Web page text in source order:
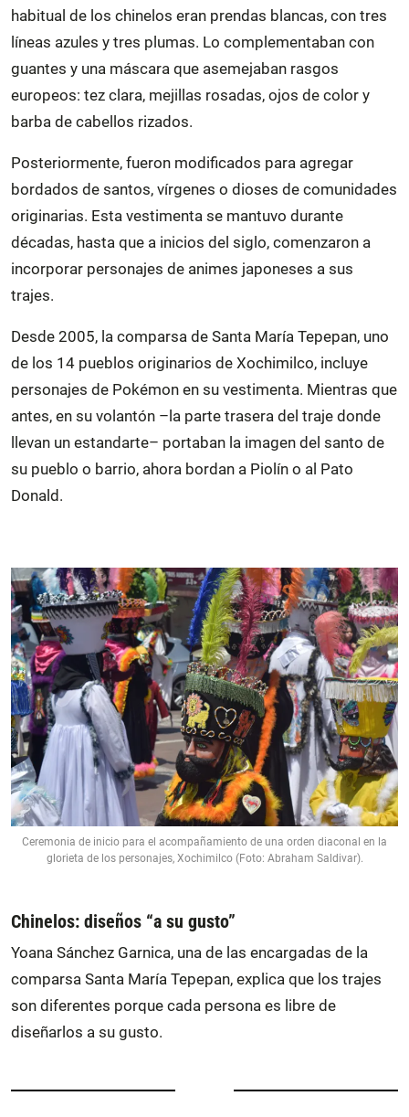
habitual de los chinelos eran prendas blancas, con tres
líneas azules y tres plumas. Lo complementaban con
guantes y una máscara que asemejaban rasgos
europeos: tez clara, mejillas rosadas, ojos de color y
barba de cabellos rizados.
Posteriormente, fueron modificados para agregar
bordados de santos, vírgenes o dioses de comunidades
originarias. Esta vestimenta se mantuvo durante
décadas, hasta que a inicios del siglo, comenzaron a
incorporar personajes de animes japoneses a sus
trajes.
Desde 2005, la comparsa de Santa María Tepepan, uno
de los 14 pueblos originarios de Xochimilco, incluye
personajes de Pokémon en su vestimenta. Mientras que
antes, en su volantón –la parte trasera del traje donde
llevan un estandarte– portaban la imagen del santo de
su pueblo o barrio, ahora bordan a Piolín o al Pato
Donald.
Ceremonia de inicio para el acompañamiento de una orden diaconal en la
glorieta de los personajes, Xochimilco (Foto: Abraham Saldivar).
Chinelos: diseños “a su gusto”
Yoana Sánchez Garnica, una de las encargadas de la
comparsa Santa María Tepepan, explica que los trajes
son diferentes porque cada persona es libre de
diseñarlos a su gusto.